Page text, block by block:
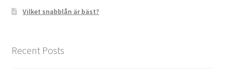
Vilket snabblån är bäst?
Recent Posts